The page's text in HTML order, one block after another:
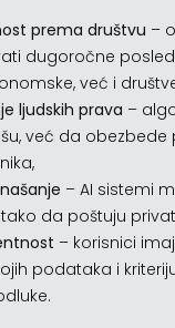
prema društvu –
dugoročne
već i
ljudskih prava –
već da
– AI sistemi
tako da poštuju
– korisnici
podataka i